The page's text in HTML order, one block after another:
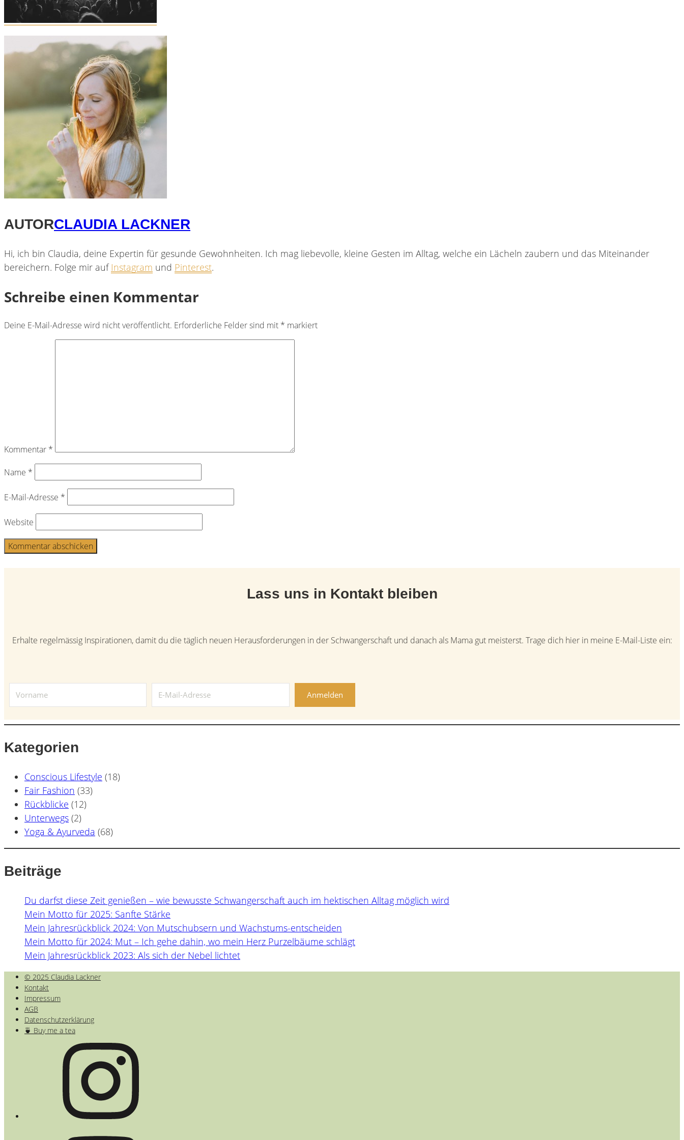
AUTORCLAUDIA LACKNER
Hi, ich bin Claudia, deine Expertin für gesunde Gewohnheiten. Ich mag liebevolle, kleine Gesten im Alltag, welche ein Lächeln zaubern und das Miteinander
bereichern. Folge mir aufInstagram und Pinterest.
Schreibe einen Kommentar
Deine E-Mail-Adresse wird nicht veröffentlicht. Erforderliche Felder sind mit * markiert
Kommentar *
Name *
E-Mail-Adresse *
Website
Lass uns in Kontakt bleiben
Erhalte regelmässig Inspirationen, damit du die täglich neuen Herausforderungen in der Schwangerschaft und danach als Mama gut meisterst. Trage dich hier in meine E-Mail-Liste ein:
Anmelden
Kategorien
Conscious Lifestyle (18)
Fair Fashion (33)
Rückblicke (12)
Unterwegs (2)
Yoga & Ayurveda (68)
Beiträge
Du darfst diese Zeit genießen – wie bewusste Schwangerschaft auch im hektischen Alltag möglich wird
Mein Motto für 2025: Sanfte Stärke
Mein Jahresrückblick 2024: Von Mutschubsern und Wachstums-entscheiden
Mein Motto für 2024: Mut – Ich gehe dahin, wo mein Herz Purzelbäume schlägt
Mein Jahresrückblick 2023: Als sich der Nebel lichtet
© 2025 Claudia Lackner
Kontakt
Impressum
AGB
Datenschutzerklärung
🍵 Buy me a tea